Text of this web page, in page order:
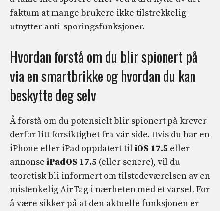
faktum at mange brukere ikke tilstrekkelig
utnytter anti-sporingsfunksjoner.
Hvordan forstå om du blir spionert på
via en smartbrikke og hvordan du kan
beskytte deg selv
Å forstå om du potensielt blir spionert på krever
derfor litt forsiktighet fra vår side. Hvis du har en
iPhone eller iPad oppdatert til iOS 17.5 eller
annonse iPadOS 17.5 (eller senere), vil du
teoretisk bli informert om tilstedeværelsen av en
mistenkelig AirTag i nærheten med et varsel. For
å være sikker på at den aktuelle funksjonen er